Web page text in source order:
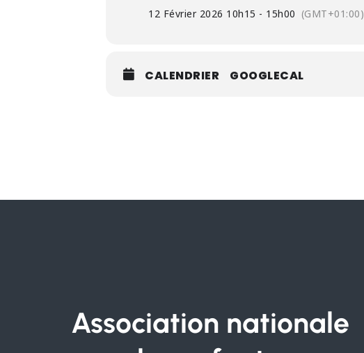
12 Février 2026 10h15 - 15h00 (GMT+01:00)
CALENDRIER GOOGLECAL
Association nationale